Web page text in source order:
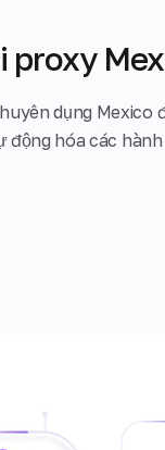
proxy
dụng Mexico
hóa các